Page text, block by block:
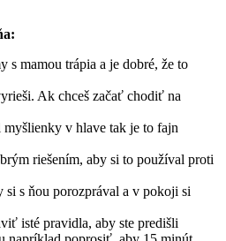
s mamou trápia a je dobré, že to
Ak chceš začať chodiť na
v hlave tak je to fajn
riešením, aby si to používal proti
si s ňou porozprával a v pokoji si
isté pravidla, aby ste predišli